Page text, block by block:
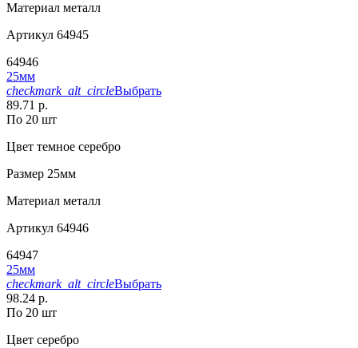
Материал металл
Артикул 64945
64946
25мм
checkmark_alt_circleВыбрать
89.71 р.
По 20 шт
Цвет темное серебро
Размер 25мм
Материал металл
Артикул 64946
64947
25мм
checkmark_alt_circleВыбрать
98.24 р.
По 20 шт
Цвет серебро